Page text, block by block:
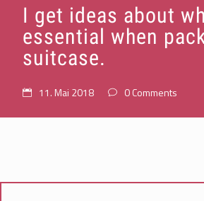
I get ideas about
essential when
suitcase.
11. Mai 2018 0 Comments